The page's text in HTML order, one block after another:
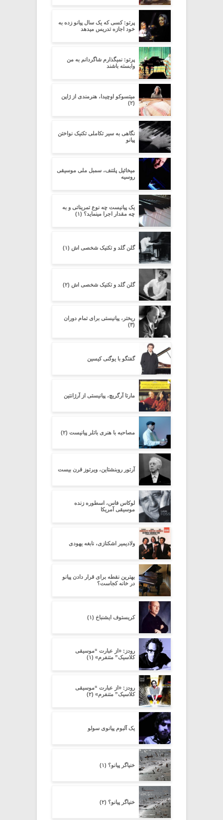
پرتو: کسی که یک سال پیانو زده به
خود اجازه تدریس میدهد
پرتو: نمیگذارم شاگردانم به من
وابسته باشند
میتسوکو اوچیدا، هنرمندی از ژاپن
(۲)
نگاهی به سیر تکاملی تکنیک نواختن
پیانو
میخائیل پلتنف، سمبل ملی موسیقی
روسیه
یک پیانیست چه نوع تمریناتی و به
چه مقدار اجرا مینماید؟ (۱)
گلن گلد و تکنیک شخصی اش (۱)
گلن گلد و تکنیک شخصی اش (۲)
ریختر، پیانیستی برای تمام دوران
(۳)
گفتگو با یوگنی کیسین
مارتا آرگریچ، پیانیستی از آرژانتین
مصاحبه با هنری باتلر پیانیست (۲)
آرتور روبنشتاین، ویرتوز قرن بیست
لوکاس فاس، اسطوره زنده
موسیقی آمریکا
ولادیمیر اشکنازی، نابغه یهودی
بهترین نقطه برای قرار دادن پیانو
در خانه کجاست؟
کریستوف ایشنباخ (۱)
رودز: «از عبارت “موسیقی
کلاسیک” متنفرم» (۱)
رودز: «از عبارت “موسیقی
کلاسیک” متنفرم» (۲)
یک آلبوم پیانوی سولو
خنیاگر پیانو؟ (۱)
خنیاگر پیانو؟ (۲)